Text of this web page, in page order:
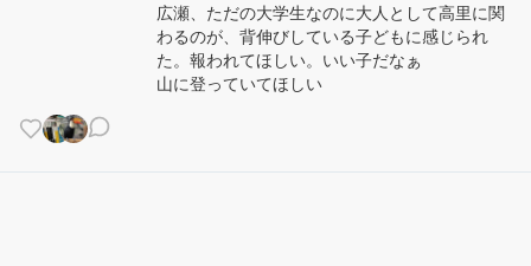
広瀬、ただの大学生なのに大人として高里に関
わるのが、背伸びしている子どもに感じられ
た。報われてほしい。いい子だなぁ
山に登っていてほしい